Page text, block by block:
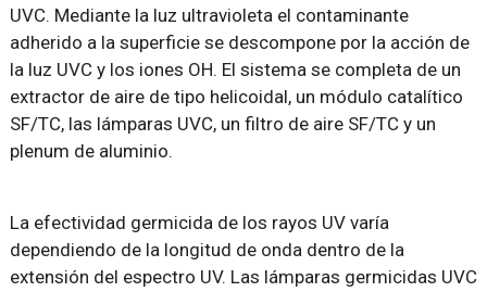
UVC. Mediante la luz ultravioleta el contaminante
adherido a la superficie se descompone por la acción de
la luz UVC y los iones OH. El sistema se completa de un
extractor de aire de tipo helicoidal, un módulo catalítico
SF/TC, las lámparas UVC, un filtro de aire SF/TC y un
plenum de aluminio.
La efectividad germicida de los rayos UV varía
dependiendo de la longitud de onda dentro de la
extensión del espectro UV. Las lámparas germicidas UVC